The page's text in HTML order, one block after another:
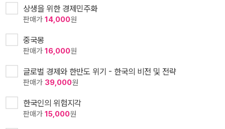
상생을 위한 경제민주화
판매가 14,000원
중국몽
판매가 16,000원
글로벌 경제와 한반도 위기 - 한국의 비전 및 전략
판매가 39,000원
한국인의 위험지각
판매가 15,000원